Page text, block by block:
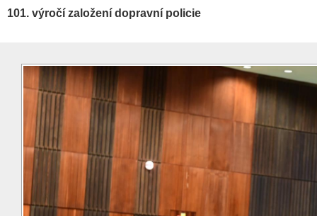
101. výročí založení dopravní policie